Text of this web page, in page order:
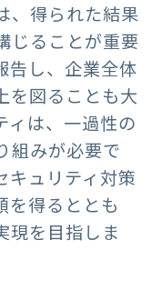
、得られた結果
じることが重要
告し、企業全体
を図ることも大
ィは、一過性の
組みが必要で
キュリティ対策
を得るととも
現を目指しま